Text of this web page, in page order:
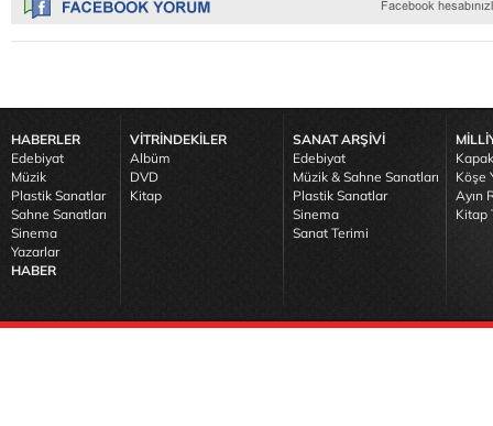
HABERLER
Edebiyat
Müzik
Plastik Sanatlar
Sahne Sanatları
Sinema
Yazarlar
HABER
VİTRİNDEKİLER
Albüm
DVD
Kitap
SANAT ARŞİVİ
Edebiyat
Müzik & Sahne Sanatları
Plastik Sanatlar
Sinema
Sanat Terimi
Köşe
Ayın
Kitap